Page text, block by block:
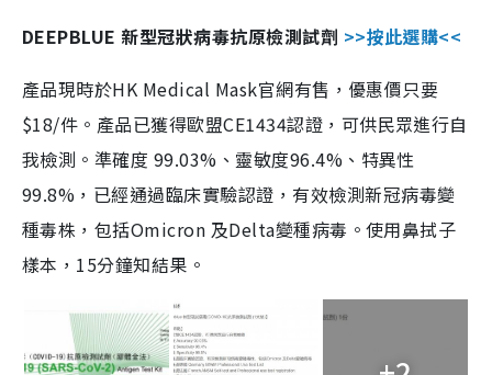
DEEPBLUE 新型冠狀病毒抗原檢測試劑 >>按此選購<<
產品現時於HK Medical Mask官網有售，優惠價只要
$18/件。產品已獲得歐盟CE1434認證，可供民眾進行自
我檢測。準確度 99.03%、靈敏度96.4%、特異性
99.8%，已經通過臨床實驗認證，有效檢測新冠病毒變
種毒株，包括Omicron 及Delta變種病毒。使用鼻拭子
樣本，15分鐘知結果。